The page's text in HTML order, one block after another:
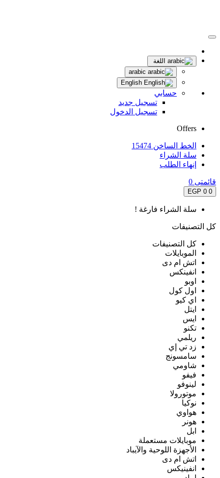
اللغة
حسابي
تسجيل جديد
تسجيل الدخول
Offers
الخط الساخن 15474
سلة الشراء
إنهاء الطلب
قائمتى 0
0
0 EGP
سلة الشراء فارغة !
كل التصنيفات
كل التصنيفات
الموبايلات
اتش ام دى
انفينكس
اوبو
اول كول
اي كيو
ايتل
ايس
تكنو
ريلمي
زد تي إي
سامسونج
شاومي
فيفو
لينوفو
موتورولا
نوكيا
هواوي
هونر
ابل
موبايلات مستعملة
الأجهزة اللوحية والآيباد
اتش ام دى
انفينيكس